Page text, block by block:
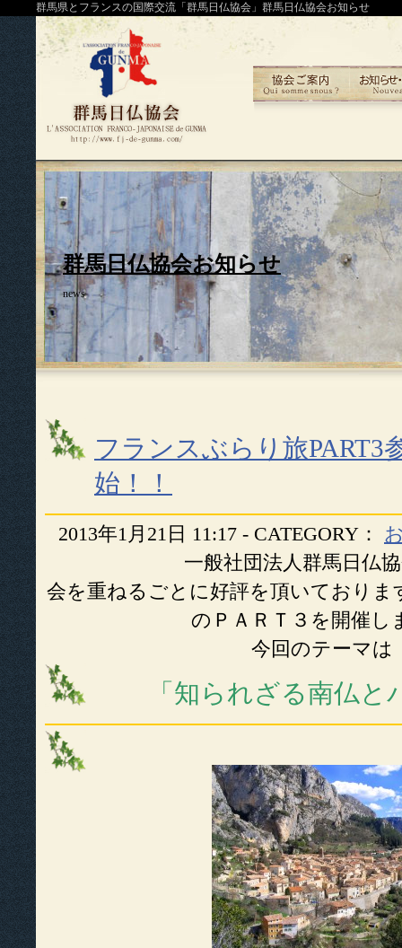
群馬県とフランスの国際交流「群馬日仏協会」群馬日仏協会お知らせ
群馬日仏協会お知らせ
news
フランスぶらり旅PART3
始！！
2013年1月21日 11:17 - CATEGORY：
一般社団法人群馬日仏
会を重ねるごとに好評を頂いておりま
のＰＡＲＴ３を開催し
今回のテーマは
「知られざる南仏と